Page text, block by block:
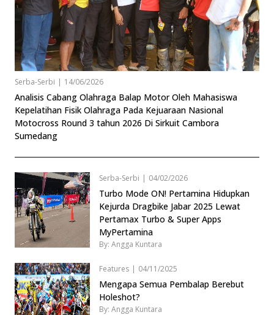
Serba-Serbi | 14/06/2026
Analisis Cabang Olahraga Balap Motor Oleh Mahasiswa
Kepelatihan Fisik Olahraga Pada Kejuaraan Nasional
Motocross Round 3 tahun 2026 Di Sirkuit Cambora
Sumedang
Serba-Serbi | 04/02/2026
Turbo Mode ON! Pertamina Hidupkan
Kejurda Dragbike Jabar 2025 Lewat
Pertamax Turbo & Super Apps
MyPertamina
By: Angga Kuntara
Features | 04/11/2025
Mengapa Semua Pembalap Berebut
Holeshot?
By: Angga Kuntara